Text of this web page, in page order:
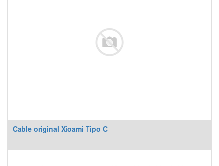
Cable original Xioami Tipo C